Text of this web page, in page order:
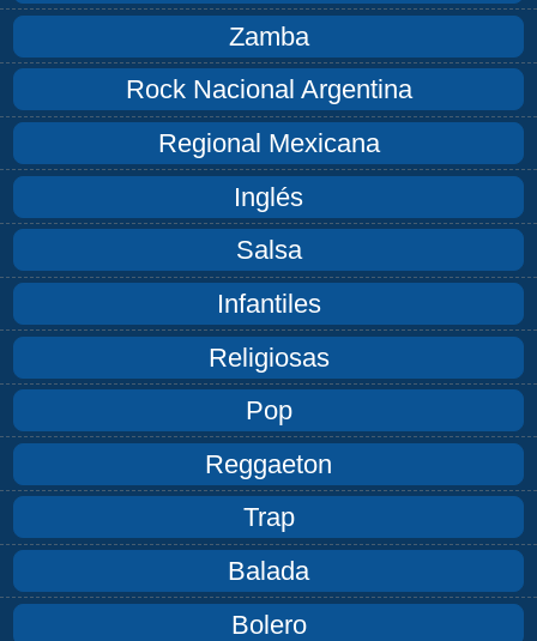
Zamba
Rock Nacional Argentina
Regional Mexicana
Inglés
Salsa
Infantiles
Religiosas
Pop
Reggaeton
Trap
Balada
Bolero